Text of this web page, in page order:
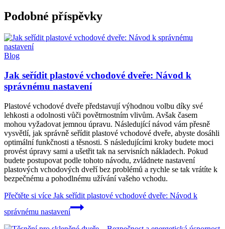
Podobné příspěvky
Blog
Jak seřídit plastové vchodové dveře: Návod k
správnému nastavení
Plastové vchodové dveře představují výhodnou volbu díky své
lehkosti a odolnosti vůči povětrnostním vlivům. Avšak časem
mohou vyžadovat jemnou úpravu. Následující návod vám přesně
vysvětlí, jak správně seřídit plastové vchodové dveře, abyste dosáhli
optimální funkčnosti a těsnosti. S následujícími kroky budete moci
provést úpravy sami a ušetřit tak na servisních nákladech. Pokud
budete postupovat podle tohoto návodu, zvládnete nastavení
plastových vchodových dveří bez problémů a rychle se tak vrátíte k
bezpečnému a pohodlnému užívání vašeho vchodu.
Přečtěte si více Jak seřídit plastové vchodové dveře: Návod k
správnému nastavení